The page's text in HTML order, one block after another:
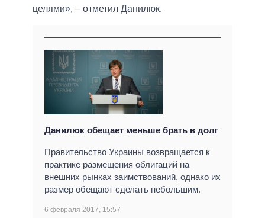
целями», – отметил Данилюк.
Данилюк обещает меньше брать в долг
Правительство Украины возвращается к
практике размещения облигаций на
внешних рынках заимствований, однако их
размер обещают сделать небольшим.
6 февраля 2017, 15:57